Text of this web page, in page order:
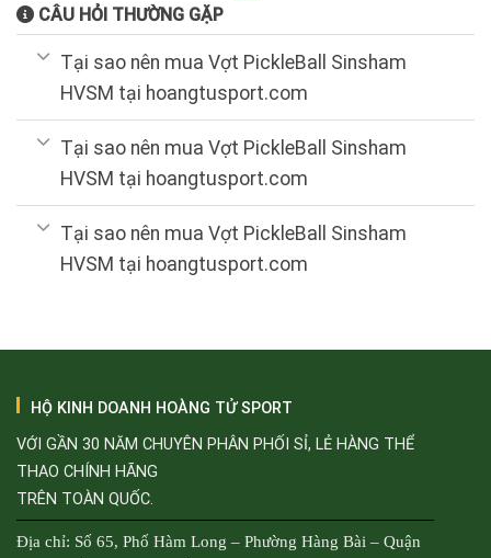
CÂU HỎI THƯỜNG GẶP
Tại sao nên mua Vợt PickleBall Sinsham
HVSM tại hoangtusport.com
Tại sao nên mua Vợt PickleBall Sinsham
HVSM tại hoangtusport.com
Tại sao nên mua Vợt PickleBall Sinsham
HVSM tại hoangtusport.com
HỘ KINH DOANH HOÀNG TỬ SPORT
VỚI GẦN 30 NĂM CHUYÊN PHÂN PHỐI SỈ, LẺ HÀNG THỂ
THAO CHÍNH HÃNG
TRÊN TOÀN QUỐC.
Địa chỉ: Số 65, Phố Hàm Long – Phường Hàng Bài – Quận